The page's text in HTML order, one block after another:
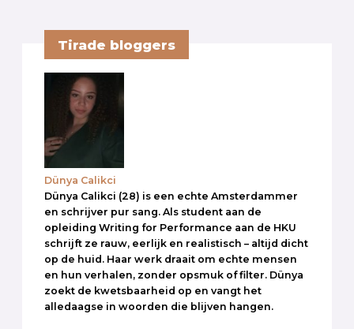
Tirade bloggers
Dünya Calikci
Dünya Calikci (28) is een echte Amsterdammer
en schrijver pur sang. Als student aan de
opleiding Writing for Performance aan de HKU
schrijft ze rauw, eerlijk en realistisch – altijd dicht
op de huid. Haar werk draait om echte mensen
en hun verhalen, zonder opsmuk of filter. Dünya
zoekt de kwetsbaarheid op en vangt het
alledaagse in woorden die blijven hangen.